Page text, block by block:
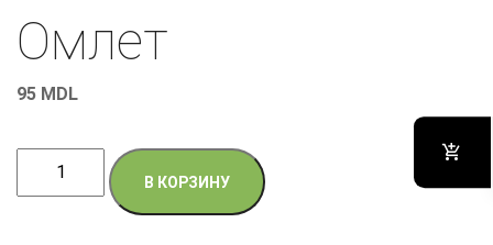
Омлет
95 MDL
Количество
товара
В КОРЗИНУ